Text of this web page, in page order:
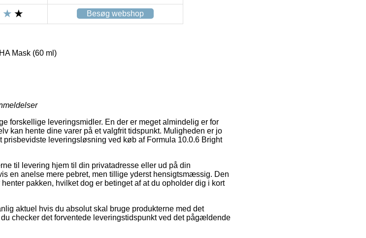
Besøg webshop
Mask (60 ml)
forskellige leveringsmidler. En der er meget almindelig er for
kan hente dine varer på et valgfrit tidspunkt. Muligheden er jo
leveringsløsning ved køb af Formula 10.0.6 Bright
til levering hjem til din privatadresse eller ud på din
en anelse mere pebret, men tillige yderst hensigtsmæssig. Den
pakken, hvilket dog er betinget af at du opholder dig i kort
aktuel hvis du absolut skal bruge produkterne med det
checker det forventede leveringstidspunkt ved det pågældende